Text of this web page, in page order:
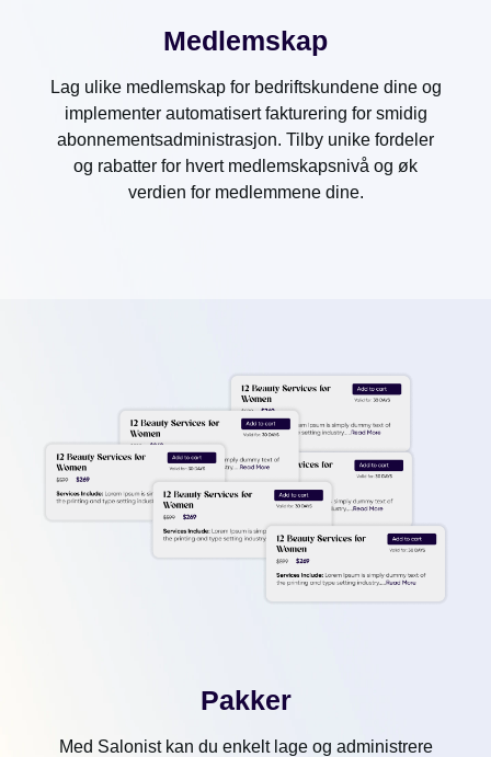
Medlemskap
Lag ulike medlemskap for bedriftskundene dine og
implementer automatisert fakturering for smidig
abonnementsadministrasjon. Tilby unike fordeler
og rabatter for hvert medlemskapsnivå og øk
verdien for medlemmene dine.
Pakker
Med Salonist kan du enkelt lage og administrere